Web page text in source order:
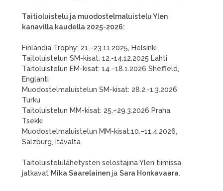
Taitioluistelu ja muodostelmaluistelu Ylen
kanavilla kaudella 2025-2026:
Finlandia Trophy: 21.–23.11.2025, Helsinki
Taitoluistelun SM-kisat: 12.-14.12.2025 Lahti
Taitoluistelun EM-kisat: 14.–18.1.2026 Sheffield,
Englanti
Muodostelmaluistelun SM-kisat: 28.2.-1.3.2026
Turku
Taitoluistelun MM-kisat: 25.–29.3.2026 Praha,
Tsekki
Muodostelmaluistelun MM-kisat:10.–11.4.2026,
Salzburg, Itävalta
Taitoluistelulähetysten selostajina Ylen tiimissä
jatkavat Mika Saarelainen ja Sara Honkavaara.